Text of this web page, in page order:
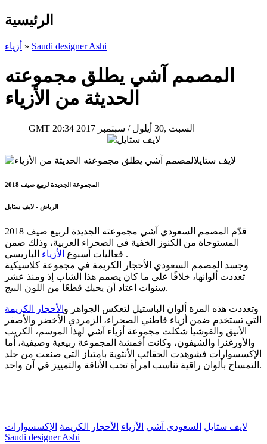
الرئيسية
أزياء » Saudi designer Ashi
المصمم آشي يطلق مجموعته
الحديثة من الأزياء
GMT 20:34 2017 السبت ,30 أيلول / سبتمبر
المجموعة الجديدة لربيع صيف 2018
الرياض - لايف ستايل
قدّم المصمم السعودي آشي مجموعته الجديدة لربيع صيف 2018
المستوحاة من الكنوز الخفية في الصحراء العربية، وذلك ضمن
فعاليات أسبوع الأزياء
الباريسي .
وجسد المصمم السعودي الأحجار الكريمة في مجموعة كلاسيكية
تعددت ألوانها، خلافًا على ما كان يصمم هذا الشاب إذ ومنذ عشر
سنوات اعتاد أن يحيك قطعًا من اللون البيج.
وتعددت هذه المرة ألوان الباستيل لتعكس الجواهر و الأحجار الكريمة
التي تستخدم ضمن أزياء قاطني الصحراء، الزمردي الأخضر والأصفر
الأنيق والفوشيا شكلت مجموعة أزياء آشي لهذا الموسم، الكريب
والأورغنزا والشيفون، وكانت أقمشة المجموعة ربيعية وصيفية، أما
الإكسسوارات فشوهدت الحقائب الأنثوية بامتياز التي صنعت من جلد
التمساح بألوان راقية تناسب امرأة تحب الأناقة والتمييز في آن واحد.
لايف ستايل السعودي آشي الأزياء الأحجار الكريمة الإكسسوارات
Saudi designer Ashi